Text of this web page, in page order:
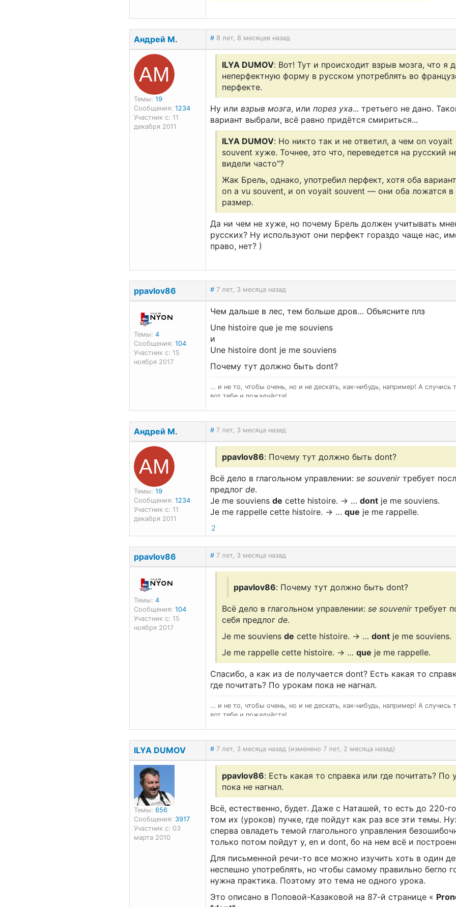
Андрей М. # 8 лет, 8 месяцев назад
АМ
Темы: 19
Сообщения: 1234
Участник с: 11
декабря 2011
ILYA DUMOV: Вот! Тут и происходит взрыв мозга, что я
неперфектную форму в русском употреблять во
перфекте.
Ну или взрыв мозга, или порез уха... третьего не дано.
вариант выбрали, всё равно придётся смириться...
ILYA DUMOV: Но никто так и не ответил, а чем on voyait
souvent хуже. Точнее, это что, переведется на русский
видели часто"?
Жак Брель, однако, употребил перфект, хотя оба
on a vu souvent, и on voyait souvent — они оба ложатся в
размер.
Да ни чем не хуже, но почему Брель должен учитывать
русских? Ну используют они перфект гораздо чаще нас,
право, нет? )
ppavlov86 # 7 лет, 3 месяца назад
Темы: 4
Сообщения: 104
Участник с: 15
ноября 2017
Чем дальше в лес, тем больше дров… Объясните плз
Une histoire que je me souviens
и
Une histoire dont je me souviens
Почему тут должно быть dont?
… и не то, чтобы очень, но и не дескать, как-нибудь, например! А случись
вот тебе и пожалуйста!
Андрей М. # 7 лет, 3 месяца назад
АМ
Темы: 19
Сообщения: 1234
Участник с: 11
декабря 2011
ppavlov86: Почему тут должно быть dont?
Всё дело в глагольном управлении: se souvenirтребует
предлог de.
Je me souviens de cette histoire. → … dont je me souviens.
Je me rappelle cette histoire. → … que je me rappelle.
2
ppavlov86 # 7 лет, 3 месяца назад
Темы: 4
Сообщения: 104
Участник с: 15
ноября 2017
ppavlov86: Почему тут должно быть dont?
Всё дело в глагольном управлении: se souvenirтребует
себя предлог de.
Je me souviens de cette histoire. → … dont je me souviens.
Je me rappelle cette histoire. → … que je me rappelle.
Спасибо, а как из de получается dont? Есть какая то
где почитать? По урокам пока не нагнал.
… и не то, чтобы очень, но и не дескать, как-нибудь, например! А случись
вот тебе и пожалуйста!
ILYA DUMOV # 7 лет, 3 месяца назад (изменено 7 лет, 2 месяца назад)
Темы: 656
Сообщения: 3917
Участник с: 03
марта 2010
ppavlov86: Есть какая то справка или где почитать? По
пока не нагнал.
Всё, естественно, будет. Даже с Наташей, то есть до 220-
том их (уроков) пучке, где пойдут как раз все эти темы.
сперва овладеть темой глагольного управления
только потом пойдут y, en и dont, бо на нем всё и
Для письменной речи-то все можно изучить хоть в один
неспешно употреблять, но чтобы самому правильно бегло
нужна практика. Поэтому это тема не одного урока.
Это описано в Поповой-Казаковой на 87-й странице «